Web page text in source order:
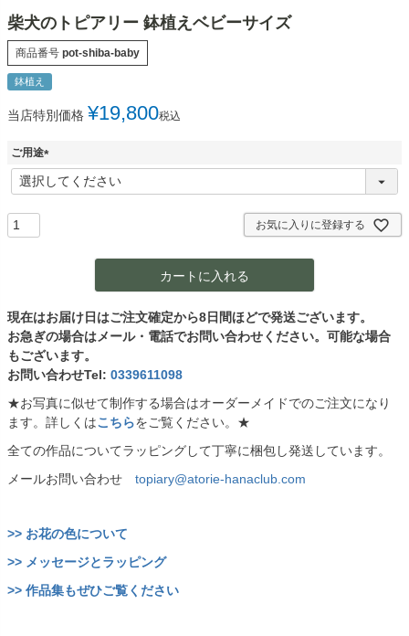
柴犬のトピアリー 鉢植えベビーサイズ
商品番号 pot-shiba-baby
鉢植え
当店特別価格 ¥19,800税込
ご用途
(
必
お気に入りに登録する
カートに入れる
現在はお届け日はご注文確定から8日間ほどで発送ございます。
お急ぎの場合はメール・電話でお問い合わせください。可能な場合
もございます。
お問い合わせTel: 0339611098
★お写真に似せて制作する場合はオーダーメイドでのご注文になり
ます。詳しくはこちらをご覧ください。★
全ての作品についてラッピングして丁寧に梱包し発送しています。
メールお問い合わせ topiary@atorie-hanaclub.com
>> お花の色について
>> メッセージとラッピング
>> 作品集もぜひご覧ください